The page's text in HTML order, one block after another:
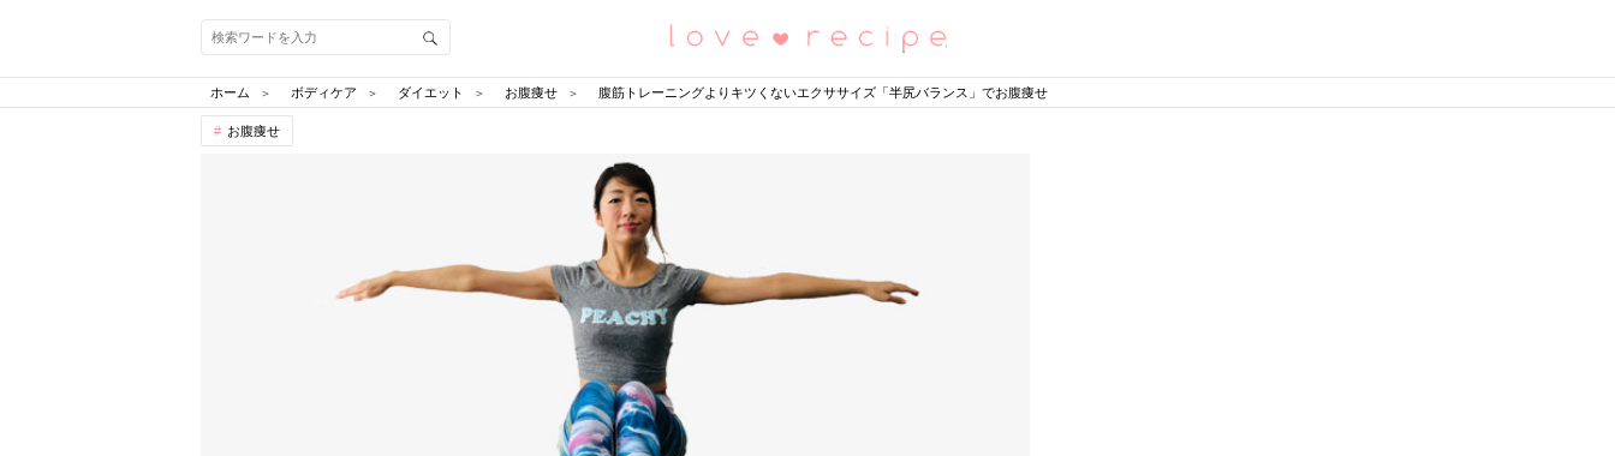
恋愛レシピ
ホーム ボディケア ダイエット お腹痩せ 腹筋トレーニングよりキツくないエクササイズ「半尻バランス」でお腹痩せ
お腹痩せ